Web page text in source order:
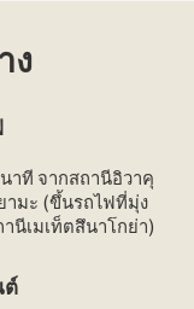
ง
าที จากสถานีอิวาคุ
ามะ (ขึ้นรถไฟที่มุ่ง
นีเมเท็ตสึนาโกย่า)
ต์